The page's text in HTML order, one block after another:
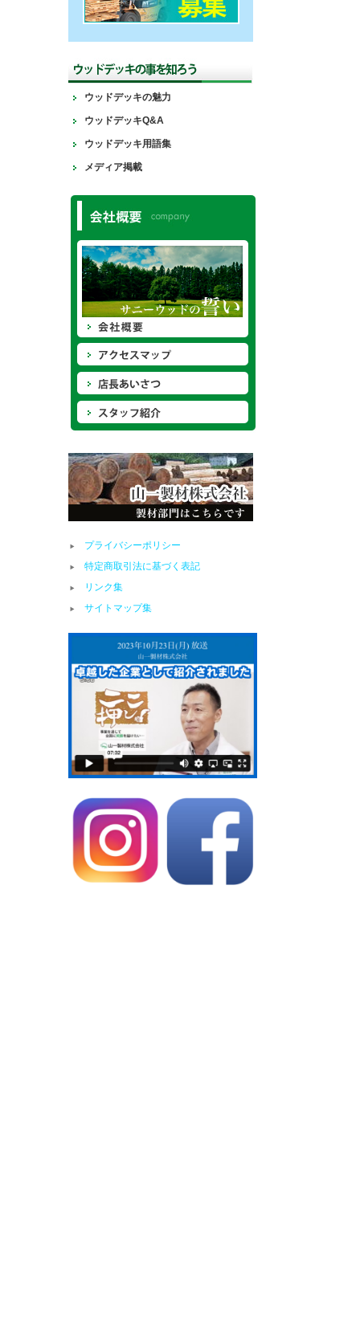
ウッドデッキの魅力
ウッドデッキQ&A
ウッドデッキ用語集
メディア掲載
プライバシーポリシー
特定商取引法に基づく表記
リンク集
サイトマップ集